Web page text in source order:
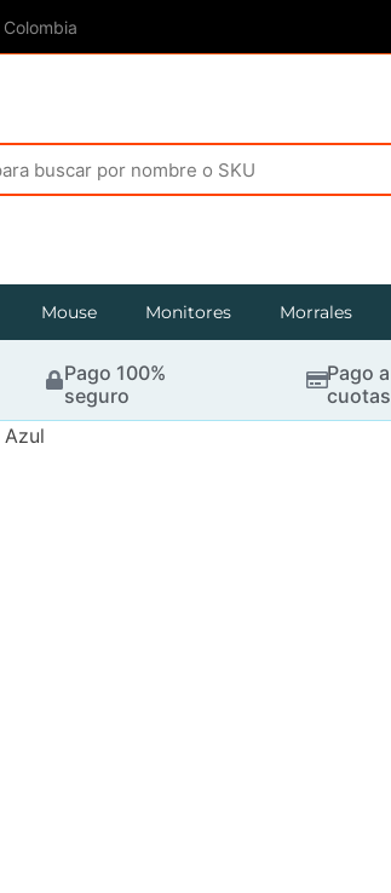
Mouse Monitores Morrales
Pago 100%
seguro
Pago a
cuotas